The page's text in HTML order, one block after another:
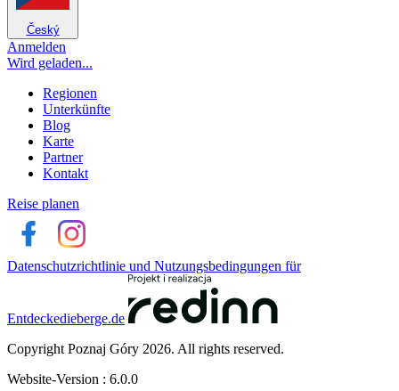
Český
Anmelden
Wird geladen...
Regionen
Unterkünfte
Blog
Karte
Partner
Kontakt
Reise planen
Datenschutzrichtlinie und Nutzungsbedingungen für
Entdeckedieberge.de
Copyright Poznaj Góry 2026. All rights reserved.
Website-Version : 6.0.0